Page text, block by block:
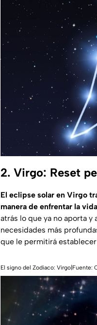
2. Virgo: Reset
El eclipse solar en Virgo
manera de enfrentar la vida
atrás lo que ya no aporta y
necesidades más
que le permitirá
El signo del Zodiaco: Virgo|Fuente: